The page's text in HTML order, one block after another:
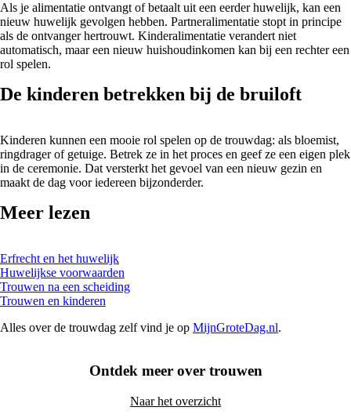
Als je alimentatie ontvangt of betaalt uit een eerder huwelijk, kan een
nieuw huwelijk gevolgen hebben. Partneralimentatie stopt in principe
als de ontvanger hertrouwt. Kinderalimentatie verandert niet
automatisch, maar een nieuw huishoudinkomen kan bij een rechter een
rol spelen.
De kinderen betrekken bij de bruiloft
Kinderen kunnen een mooie rol spelen op de trouwdag: als bloemist,
ringdrager of getuige. Betrek ze in het proces en geef ze een eigen plek
in de ceremonie. Dat versterkt het gevoel van een nieuw gezin en
maakt de dag voor iedereen bijzonderder.
Meer lezen
Erfrecht en het huwelijk
Huwelijkse voorwaarden
Trouwen na een scheiding
Trouwen en kinderen
Alles over de trouwdag zelf vind je op MijnGroteDag.nl.
Ontdek meer over trouwen
Naar het overzicht